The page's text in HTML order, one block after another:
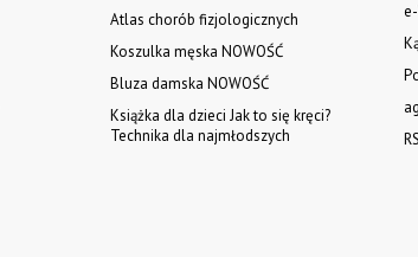
Atlas chorób fizjologicznych
Koszulka męska NOWOŚĆ
Bluza damska NOWOŚĆ
Książka dla dzieci Jak to się kręci?
Technika dla najmłodszych